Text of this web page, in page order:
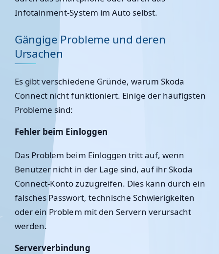
Infotainment-System im Auto selbst.
Gängige Probleme und deren
Ursachen
Es gibt verschiedene Gründe, warum Skoda
Connect nicht funktioniert. Einige der häufigsten
Probleme sind:
Fehler beim Einloggen
Das Problem beim Einloggen tritt auf, wenn
Benutzer nicht in der Lage sind, auf ihr Skoda
Connect-Konto zuzugreifen. Dies kann durch ein
falsches Passwort, technische Schwierigkeiten
oder ein Problem mit den Servern verursacht
werden.
Serververbindung